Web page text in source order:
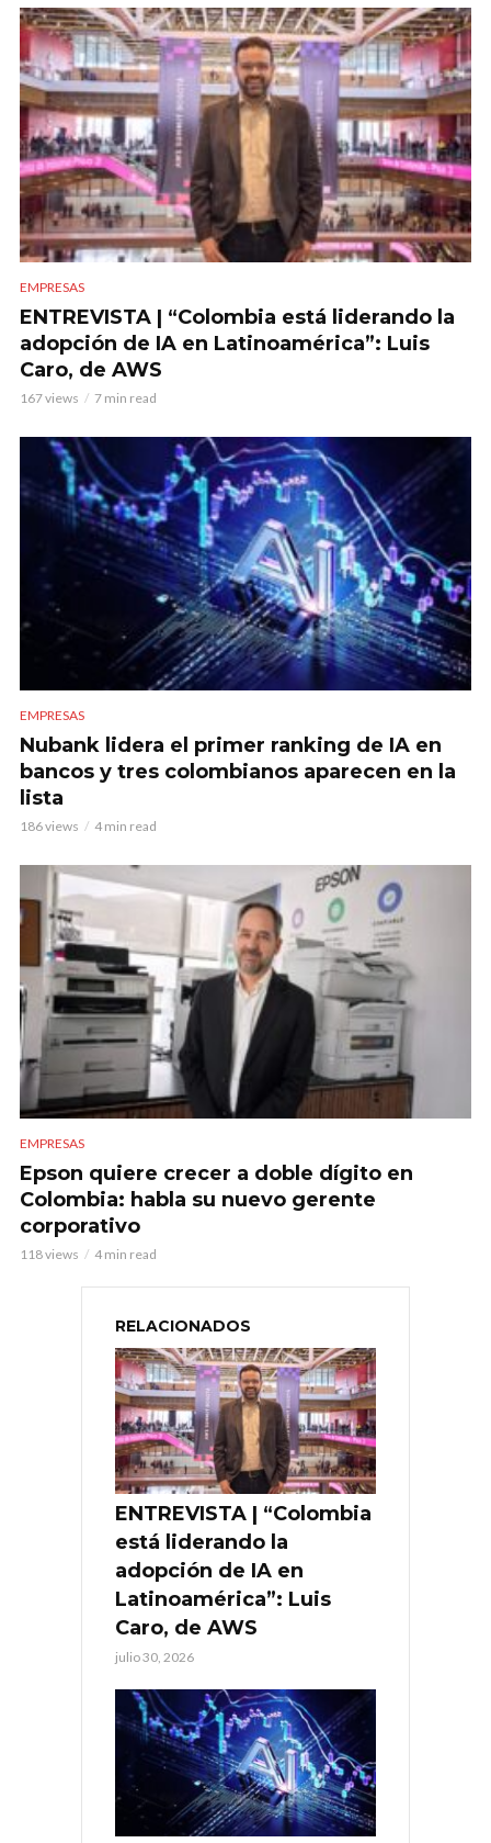
EMPRESAS
ENTREVISTA | “Colombia está liderando la
adopción de IA en Latinoamérica”: Luis
Caro, de AWS
167 views 7 min read
EMPRESAS
Nubank lidera el primer ranking de IA en
bancos y tres colombianos aparecen en la
lista
186 views 4 min read
EMPRESAS
Epson quiere crecer a doble dígito en
Colombia: habla su nuevo gerente
corporativo
118 views 4 min read
RELACIONADOS
ENTREVISTA | “Colombia
está liderando la
adopción de IA en
Latinoamérica”: Luis
Caro, de AWS
julio 30, 2026